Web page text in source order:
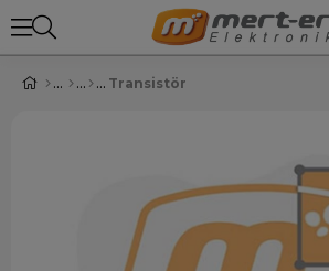
Transistör